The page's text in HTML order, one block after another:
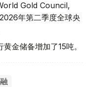
Gold Council,
年第二季度全球央
金储备增加了15吨。